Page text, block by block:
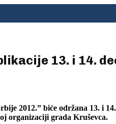
13. i 14.
2012.” biće održana 13. i
organizaciji grada Kruševca.